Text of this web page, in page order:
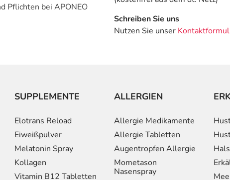
Pflichten bei APONEO
Schreiben Sie uns
Nutzen Sie unser
SUPPLEMENTE
Elotrans Reload
Eiweißpulver
Melatonin Spray
Kollagen
Vitamin B12 Tabletten
ALLERGIEN
Allergie Medikamente
Allergie Tabletten
Augentropfen Allergie
Mometason
Nasenspray